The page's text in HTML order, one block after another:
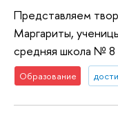
Представляем
Маргариты,
средняя школа №
Образование